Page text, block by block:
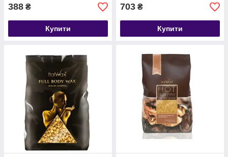
388 ₴
Купити
703 ₴
Купити